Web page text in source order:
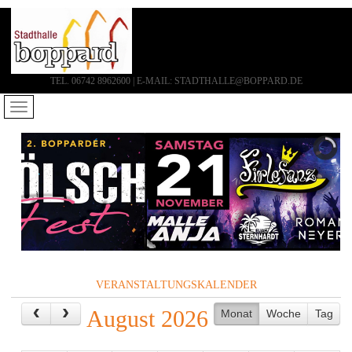
TEL. 06742 8962600 | E-MAIL: STADTHALLE@BOPPARD.DE
VERANSTALTUNGSKALENDER
Monat Woche Tag
August 2026